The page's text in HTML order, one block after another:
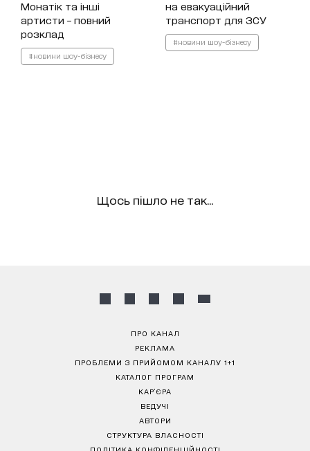
Монатік та інші
артисти – повний
розклад
#новини шоу-бізнесу
на евакуаційний
транспорт для ЗСУ
#новини шоу-бізнесу
Щось пішло не так...
ПРО КАНАЛ
РЕКЛАМА
ПРОБЛЕМИ З ПРИЙОМОМ КАНАЛУ 1+1
КАТАЛОГ ПРОГРАМ
КАР’ЄРА
ВЕДУЧІ
АВТОРИ
СТРУКТУРА ВЛАСНОСТІ
ПОЛІТИКА КОНФІДЕНЦІЙНОСТІ